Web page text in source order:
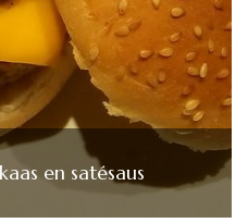
en satésaus